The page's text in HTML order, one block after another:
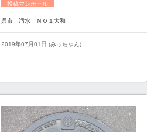
投稿マンホール
呉市 汚水 ＮＯ１大和
2019年07月01日 (みっちゃん)